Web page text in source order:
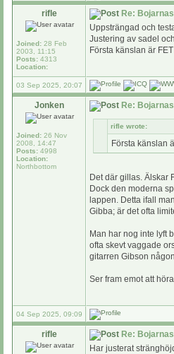
rifle
Joined: 28 Feb
2003, 11:15
Posts: 4313
Location:
Re:
Uppsträngad och
Justering av sadel
Första känslan är
03 Sep 2025, 20:07
Jonken
Joined: 26 Nov
2008, 14:47
Posts: 4998
Location:
Northbottom
Re:
rifle wrote:
Första känslan
Det där gillas. Älskar
Dock den moderna
lappen. Detta ifall
Gibba; är det ofta
Man har nog inte lyft
ofta skevt vaggade
gitarren Gibson
Ser fram emot att
04 Sep 2025, 09:09
rifle
Re:
Har justerat